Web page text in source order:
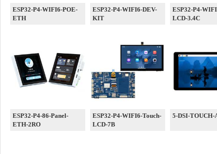
ESP32-P4-WIFI6-POE-
ETH
ESP32-P4-WIFI6-DEV-
KIT
ESP32-P4-
LCD-3.4C
ESP32-P4-86-Panel-
ETH-2RO
ESP32-P4-WIFI6-Touch-
LCD-7B
5-DSI-TOUCH-